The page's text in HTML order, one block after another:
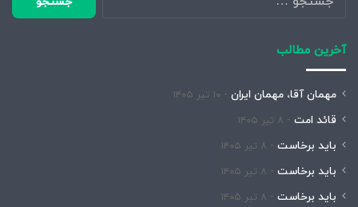
برای:
آخرین مطالب
مهمان آقا، مهمان ایران ۱۰ تیر ۱۴۰۵
قائد امت ۸ تیر ۱۴۰۵
باید برخاست ۸ تیر ۱۴۰۵
باید برخاست ۸ تیر ۱۴۰۵
باید برخاست ۸ تیر ۱۴۰۵